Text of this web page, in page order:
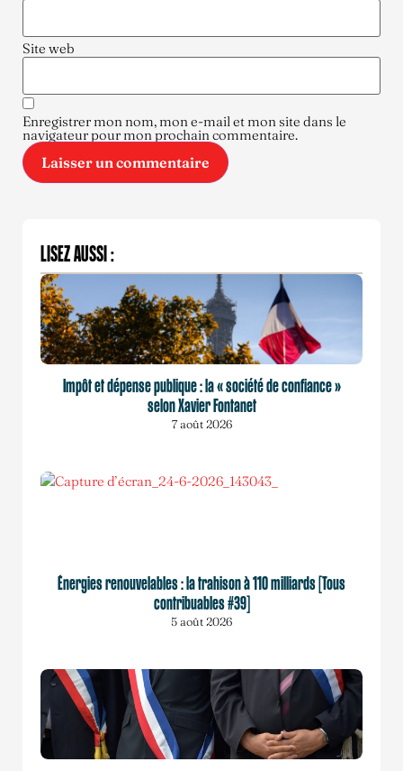
Site web
Enregistrer mon nom, mon e-mail et mon site dans le
navigateur pour mon prochain commentaire.
LISEZ AUSSI :
Impôt et dépense publique : la « société de confiance »
selon Xavier Fontanet
7 août 2026
Énergies renouvelables : la trahison à 110 milliards [Tous
contribuables #39]
5 août 2026